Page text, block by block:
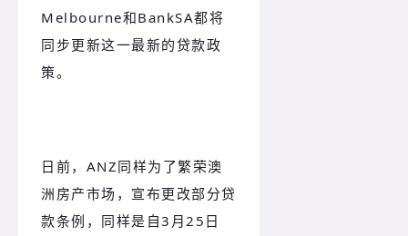
Melbourne和BankSA都将
同步更新这一最新的贷款政
策。
日前，ANZ同样为了繁荣澳
洲房产市场，宣布更改部分贷
款条例，同样是自3月25日